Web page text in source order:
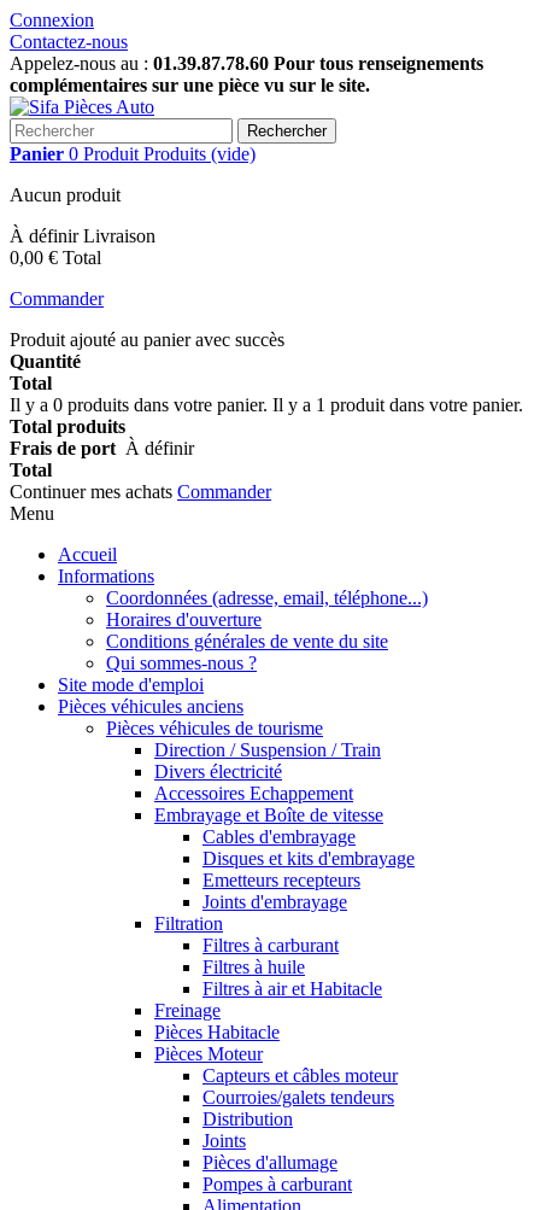
Connexion
Contactez-nous
Appelez-nous au : 01.39.87.78.60 Pour tous renseignements
complémentaires sur une pièce vu sur le site.
Rechercher
Panier 0 Produit Produits (vide)
Aucun produit
À définirLivraison
0,00 € Total
Commander
Produit ajouté au panier avec succès
Quantité
Total
Il y a 0 produits dans votre panier. Il y a 1 produit dans votre panier.
Total produits
Frais de port À définir
Total
Continuer mes achats Commander
Menu
Accueil
Informations
Coordonnées (adresse, email, téléphone...)
Horaires d'ouverture
Conditions générales de vente du site
Qui sommes-nous ?
Site mode d'emploi
Pièces véhicules anciens
Pièces véhicules de tourisme
Direction / Suspension / Train
Divers électricité
Accessoires Echappement
Embrayage et Boîte de vitesse
Cables d'embrayage
Disques et kits d'embrayage
Emetteurs recepteurs
Joints d'embrayage
Filtration
Filtres à carburant
Filtres à huile
Filtres à air et Habitacle
Freinage
Pièces Habitacle
Pièces Moteur
Capteurs et câbles moteur
Courroies/galets tendeurs
Distribution
Joints
Pièces d'allumage
Pompes à carburant
Alimentation